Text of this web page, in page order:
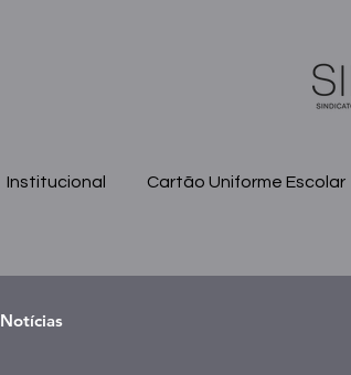
Institucional Cartão Uniforme Escolar
Notícias